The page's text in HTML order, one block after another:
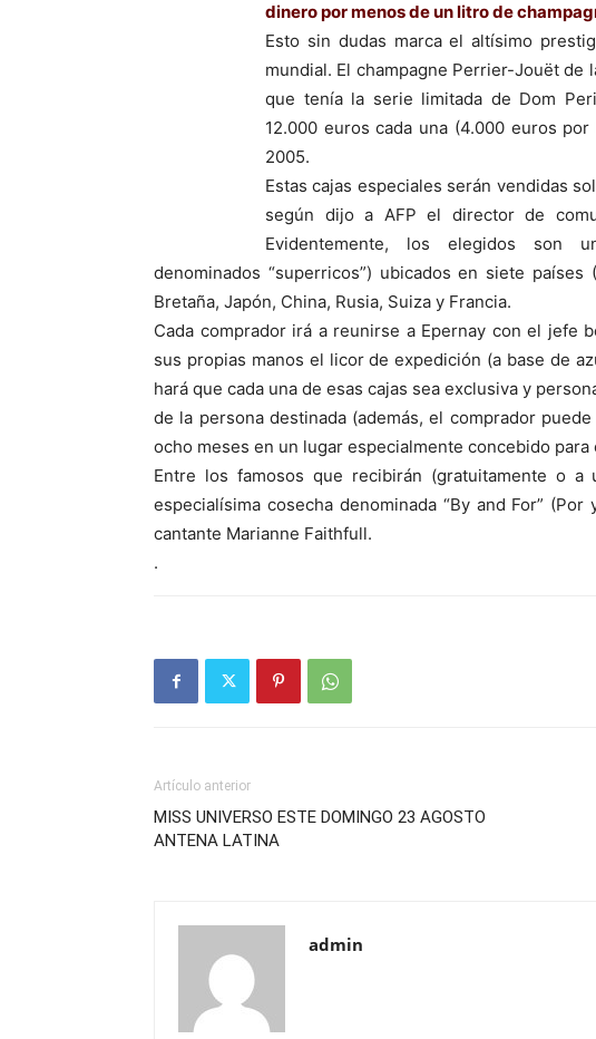
dinero por menos de un litro de
Esto sin dudas marca el altísimo
mundial. El champagne Perrier-Jouët
que tenía la serie limitada de Dom
12.000 euros cada una (4.000 euros
2005.
Estas cajas especiales serán vendidas
según dijo a AFP el director de
Evidentemente, los elegidos son
denominados “superricos”) ubicados en siete países
Bretaña, Japón, China, Rusia, Suiza y Francia.
Cada comprador irá a reunirse a Epernay con el jefe
sus propias manos el licor de expedición (a base de
hará que cada una de esas cajas sea exclusiva y
de la persona destinada (además, el comprador
ocho meses en un lugar especialmente concebido para
Entre los famosos que recibirán (gratuitamente o
especialísima cosecha denominada “By and For”
cantante Marianne Faithfull.
.
Artículo anterior
MISS UNIVERSO ESTE DOMINGO 23 AGOSTO
ANTENA LATINA
admin